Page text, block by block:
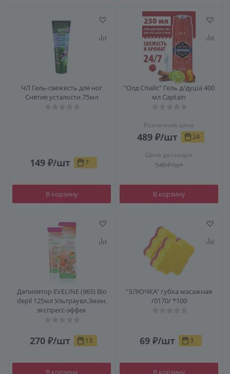
ЧЛ Гель-свежесть для ног
Снятие усталости 75мл
149 ₽/шт 7
В корзину
"Олд Спайс" Гель д/душа 400
мл Captain
Розничная цена
489 ₽/шт 24
Цена до скидки
540₽/шт
В корзину
Депилятор EVELINE (965) Bio
depil 125мл Ультраувл.3мин.
экспресс-эффек
270 ₽/шт 13
В корзину
"ЗЛЮЧКА" губка масажная
/0170/ *100
69 ₽/шт 3
В корзину